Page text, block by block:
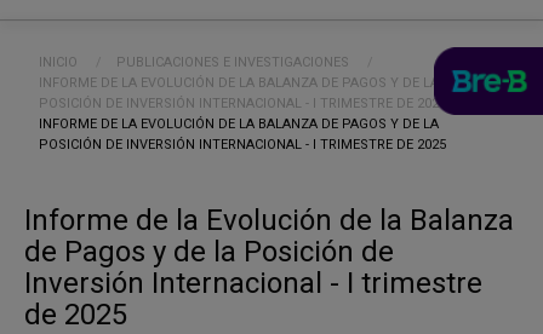
Ruta de navegación
INICIO
PUBLICACIONES E INVESTIGACIONES
INFORME DE LA EVOLUCIÓN DE LA BALANZA DE PAGOS Y DE LA
POSICIÓN DE INVERSIÓN INTERNACIONAL - I TRIMESTRE DE 2023
CURRENT:
INFORME DE LA EVOLUCIÓN DE LA BALANZA DE PAGOS Y DE LA
POSICIÓN DE INVERSIÓN INTERNACIONAL - I TRIMESTRE DE 2025
Informe de la Evolución de la Balanza
de Pagos y de la Posición de
Inversión Internacional - I trimestre
de 2025